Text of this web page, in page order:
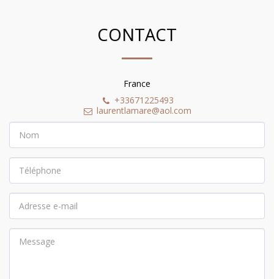
CONTACT
France
+33671225493
laurentlamare@aol.com